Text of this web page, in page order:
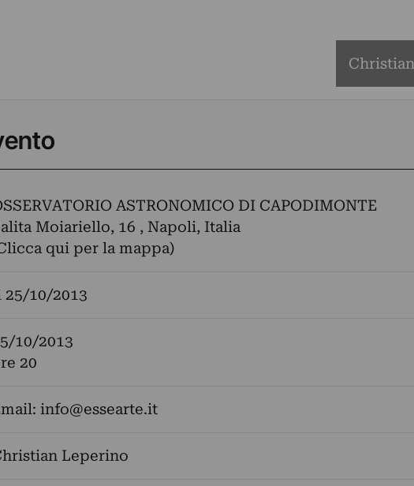
ASTRONOMICO DI CAPODIMONTE
Moiariello, 16 , Napoli, Italia
qui per la mappa)
25/10/2013
10/2013
20
info@essearte.it
Leperino